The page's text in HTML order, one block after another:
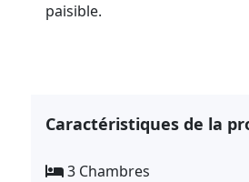
paisible.
Caractéristiques de la
3 Chambres